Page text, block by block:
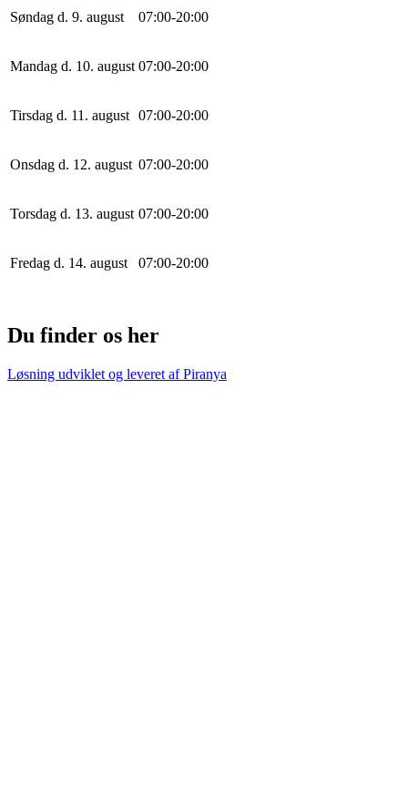
Søndag d. 9. august 07:00-20:00
Mandag d. 10. august 07:00-20:00
Tirsdag d. 11. august 07:00-20:00
Onsdag d. 12. august 07:00-20:00
Torsdag d. 13. august 07:00-20:00
Fredag d. 14. august 07:00-20:00
Du finder os her
Løsning udviklet og leveret afPiranya